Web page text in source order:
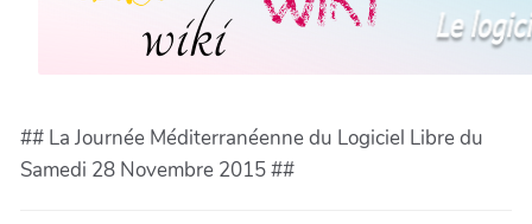
## La Journée Méditerranéenne du Logiciel Libre du
Samedi 28 Novembre 2015 ##